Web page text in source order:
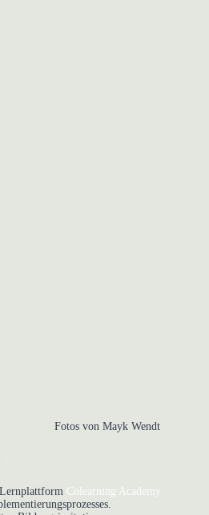
Fotos von Mayk Wendt
Colearning Academy